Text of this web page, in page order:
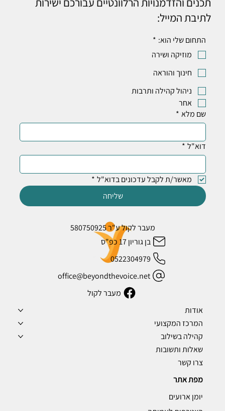
מעבר לקול ע"ר 580750925
בן גוריון 17 כפ"ס
0522304979
office@beyondthevoice.net
מעבר לקול
אודות
המרכז המקצועי
קהילה בשילוב
שאלות ותשובות
צרו קשר
מפת אתר
יומן ארועים
לתיבת המייל:
התחום שלי הוא: *
מוזיקה ושירה
חינוך והוראה
ניהול קהילה ותרבות
אחר
שם מלא *
דוא"ל *
מאשר/ת לקבל עדכונים בדוא"ל *
שליחה